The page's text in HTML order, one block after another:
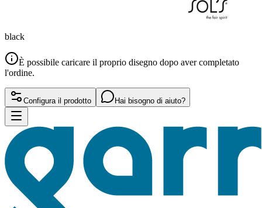
black
È possibile caricare il proprio disegno dopo aver completato
l'ordine.
Configura il prodotto Hai bisogno di aiuto?